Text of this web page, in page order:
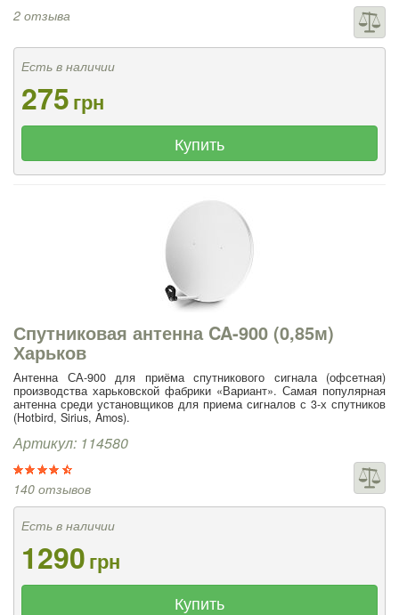
2 отзыва
Есть в наличии
275грн
Купить
Спутниковая антенна CA-900 (0,85м)
Харьков
Антенна СА-900 для приёма спутникового сигнала (офсетная)
производства харьковской фабрики «Вариант». Самая популярная
антенна среди установщиков для приема сигналов с 3-х спутников
(Hotbird, Sirius, Amos).
Артикул: 114580
140 отзывов
Есть в наличии
1290грн
Купить